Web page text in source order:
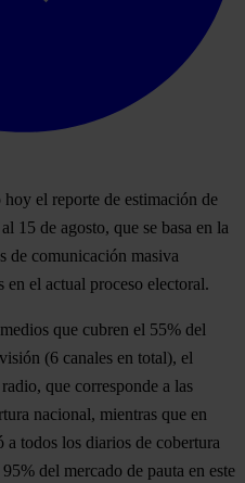
el reporte de estimación de
15 de agosto, que se basa en la
de comunicación masiva
el actual proceso electoral.
que cubren el 55% del
(6 canales en total), el
que corresponde a las
nacional, mientras que en
a todos los diarios de cobertura
del mercado de pauta en este